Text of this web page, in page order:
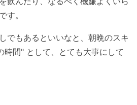
す。
でもあるといいなと、朝晩のスキ
時間" として、とても大事にして